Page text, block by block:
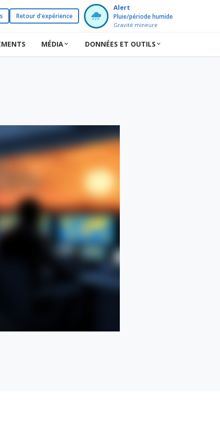
Retour d'expérience
Alert
Pluie/période humide
Gravité mineure
MÉDIA DONNÉES ET OUTILS